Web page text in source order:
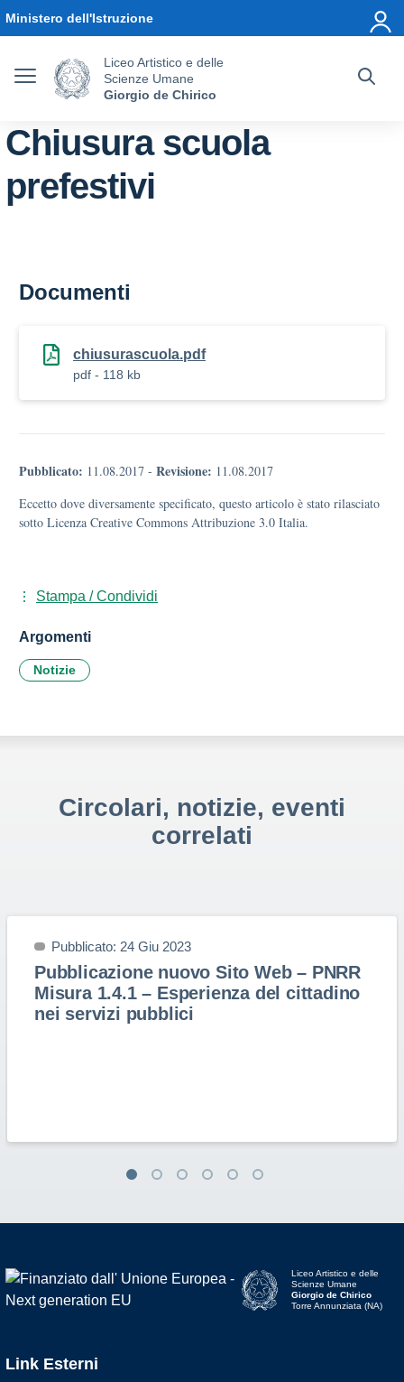
Ministero dell'Istruzione
Liceo Artistico e delle
Scienze Umane
Giorgio de Chirico
Chiusura scuola
prefestivi
Documenti
chiusurascuola.pdf
pdf - 118 kb
Pubblicato: 11.08.2017 - Revisione: 11.08.2017
Eccetto dove diversamente specificato, questo articolo è stato rilasciato
sotto Licenza Creative Commons Attribuzione 3.0 Italia.
Stampa / Condividi
Argomenti
Notizie
Circolari, notizie, eventi
correlati
Pubblicato: 24 Giu 2023
Pubblicazione nuovo Sito Web – PNRR
Misura 1.4.1 – Esperienza del cittadino
nei servizi pubblici
Liceo Artistico e delle
Scienze Umane
Giorgio de Chirico
Torre Annunziata (NA)
Link Esterni